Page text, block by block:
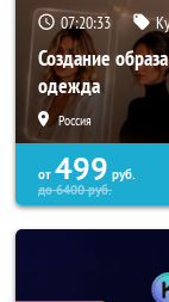
07:20:31
Создание
одежда
Россия
от 499 руб.
до6400руб.